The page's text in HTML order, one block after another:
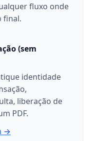
fluxo onde
final.
(sem
identidade
liberação de
PDF.
→